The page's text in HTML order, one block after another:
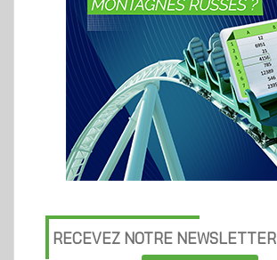
RECEVEZ NOTRE NEWSLETTER